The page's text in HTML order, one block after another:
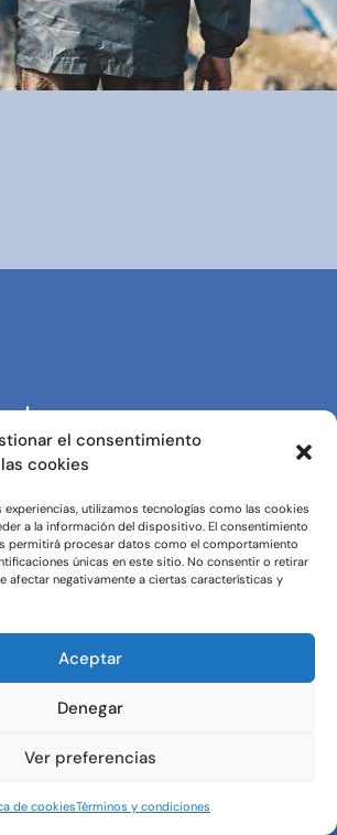
el consentimiento
cookies
experiencias, utilizamos tecnologías como las cookies
a la información del dispositivo. El consentimiento
permitirá procesar datos como el comportamiento
únicas en este sitio. No consentir o retirar
afectar negativamente a ciertas características y
Aceptar
Denegar
Ver preferencias
de cookiesTérminos y condiciones
un
apasionado de expertos en la
de especies y ecosistemas
el mundo. Guiados por la ciencia, la
nos destacamos como
de valor se basa en el
nuestros científicos e investigadores
respaldados por estudios
trabajo, lo que nos permite tomar
actuales.